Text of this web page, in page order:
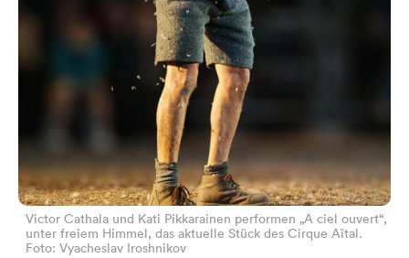
Victor Cathala und Kati Pikkarainen performen „A ciel ouvert“,
unter freiem Himmel, das aktuelle Stück des Cirque Aïtal.
Foto: Vyacheslav Iroshnikov